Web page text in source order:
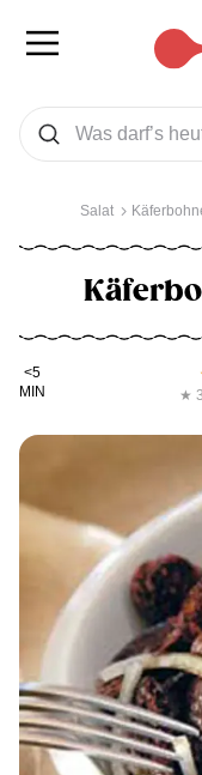
Was wollen Sie suchen
Suchen
Salat
Kochdauer
<5
MIN
★